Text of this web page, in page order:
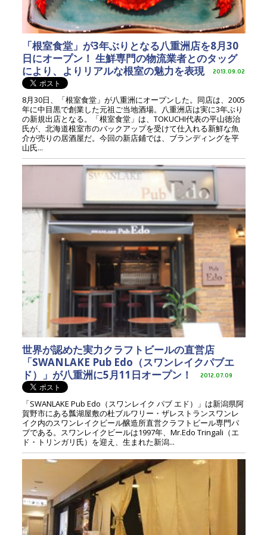
「根室食堂」が3年ぶりとなる八重洲店を8月30
日にオープン！ 生鮮専門の物流業者とのタッグ
により、よりリアルな根室の魅力を表現
2013.09.02
8月30日、「根室食堂」が八重洲にオープンした。同店は、2005
年に中目黒で創業した元祖ご当地酒場。八重洲店は実に3年ぶり
の新規出店となる。「根室食堂」は、TOKUCHI代表の平山徳治
氏が、北海道根室市のバックアップを受けて仕入れる新鮮な魚
介が売りの居酒屋だ。今回の新店鋪では、ブランディングを平
山氏...
世界が認めた実力クラフトビールの直営店
「SWANLAKE Pub Edo（スワンレイクパブエ
ド）」が八重洲に5月11日オープン！
2012.07.09
「SWANLAKE Pub Edo（スワンレイク パブ エド）」は新潟県阿
賀野市にある瓢湖屋敷の杜ブルワリー・ザレストランスワンレ
イク内のスワンレイクビール醸造所直営クラフトビール専門パ
ブである。スワンレイクビールは1997年、Mr.Edo Tringali（エ
ド・トリンガリ氏）を迎え、生まれた新潟...